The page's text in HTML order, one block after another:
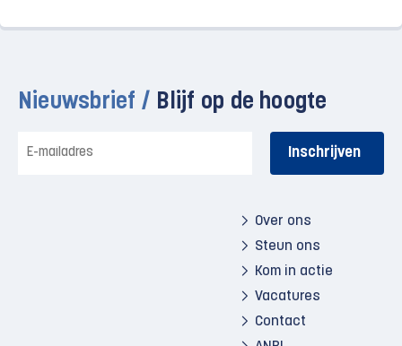
Nieuwsbrief / Blijf op de hoogte
mailadres
Over ons
Steun ons
Kom in actie
Vacatures
Contact